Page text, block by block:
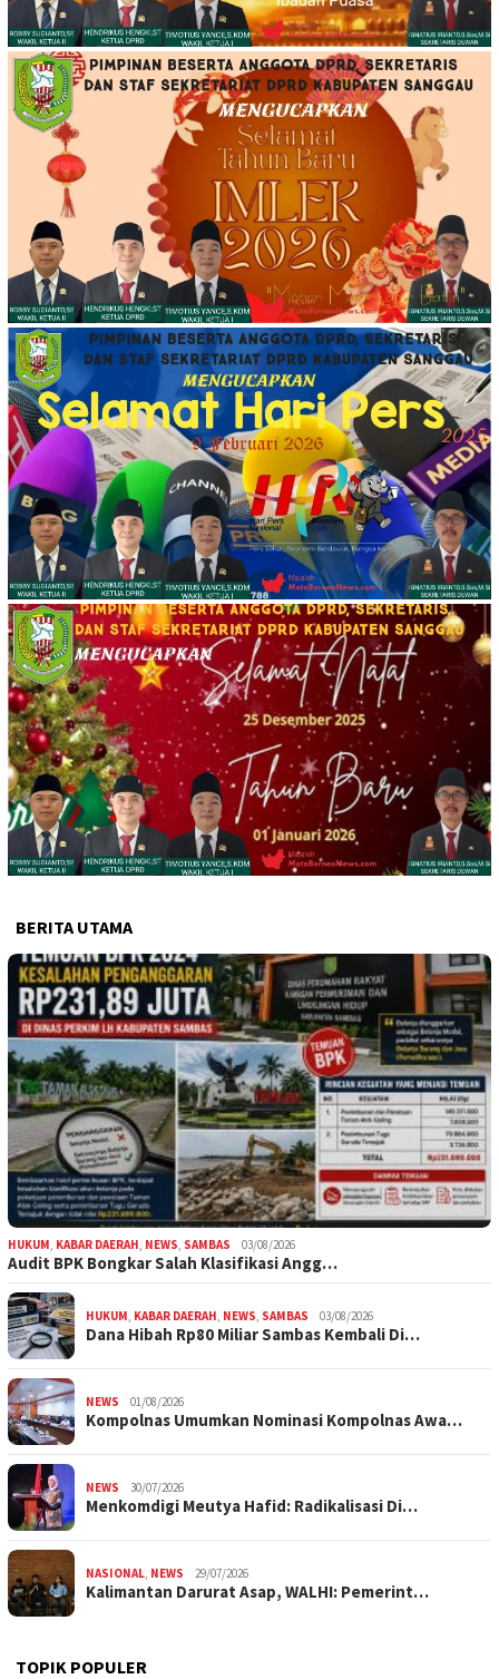
BERITA UTAMA
HUKUM, KABAR DAERAH, NEWS, SAMBAS 03/08/2026
Audit BPK Bongkar Salah Klasifikasi Angg…
HUKUM, KABAR DAERAH, NEWS, SAMBAS 03/08/2026
Dana Hibah Rp80 Miliar Sambas Kembali Di…
NEWS 01/08/2026
Kompolnas Umumkan Nominasi Kompolnas Awa…
NEWS 30/07/2026
Menkomdigi Meutya Hafid: Radikalisasi Di…
NASIONAL, NEWS 29/07/2026
Kalimantan Darurat Asap, WALHI: Pemerint…
TOPIK POPULER